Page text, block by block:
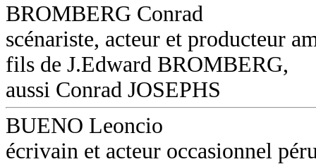
BROMBERG Conrad
scénariste, acteur et producteur
fils de J.Edward BROMBERG,
aussi Conrad JOSEPHS
BUENO Leoncio
écrivain et acteur occasionnel